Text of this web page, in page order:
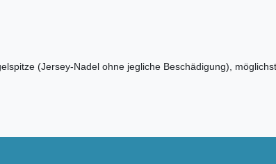
(Jersey-Nadel ohne jegliche Beschädigung),